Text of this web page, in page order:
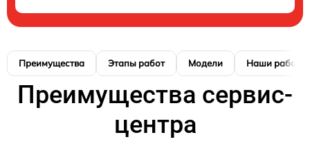
Преимущества Этапы работ Модели Наши работы
Преимущества сервис-
центра